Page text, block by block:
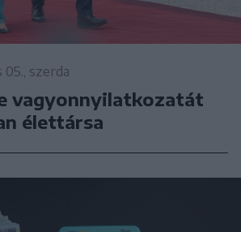
05., szerda
vagyonnyilatkozatát
élettársa